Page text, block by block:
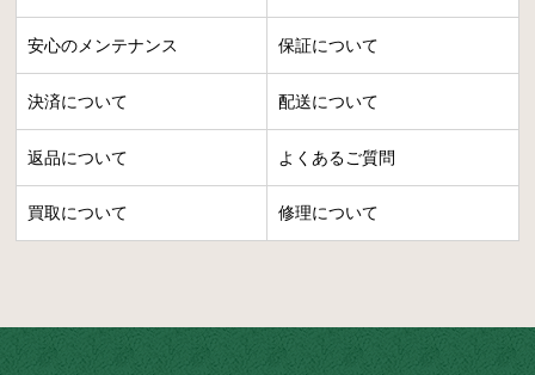
安心のメンテナンス 保証について
決済について 配送について
返品について よくあるご質問
買取について 修理について